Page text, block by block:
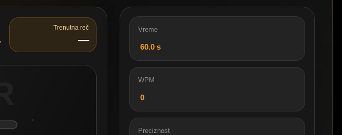
Trenutna reč
—
Vreme
60.0 s
WPM
0
Preciznost